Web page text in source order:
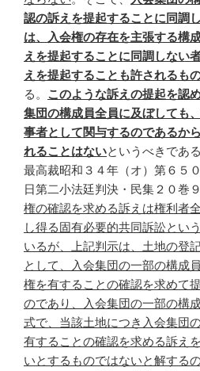
認の訴えを提起することに同調
は、入会権の存在を主張する構
えを提起することに同調しない
えを提起することも許されるも
る。 このような訴えの提起を認
集団の構成員全員に及ぼしても
事者として関与するのであるか
れることはないというべきである
最高裁昭和３４年（オ）第６５
日第二小法廷判決・民集２０巻
権の確認を求める訴えは権利者
し得る固有必要的共同訴訟とい
いるが、上記判示は、土地の登
として、入会集団の一部の構成
権を有することの確認を求めて
のであり、入会集団の一部の構
式で、当該土地につき入会集団
有することの確認を求める訴え
いとするものではないと解する